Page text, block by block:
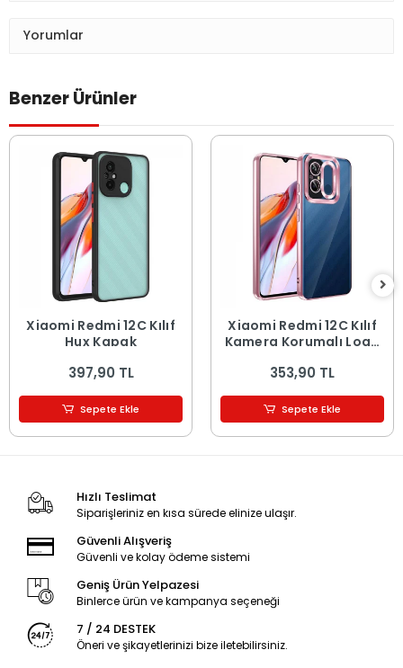
Yorumlar
Benzer Ürünler
Xiaomi Redmi 12C Kılıf
Hux Kapak
397,90 TL
Sepete Ekle
Xiaomi Redmi 12C Kılıf
Kamera Korumalı Logo
Kapak
353,90 TL
Sepete Ekle
Hızlı Teslimat
Siparişleriniz en kısa sürede elinize ulaşır.
Güvenli Alışveriş
Güvenli ve kolay ödeme sistemi
Geniş Ürün Yelpazesi
Binlerce ürün ve kampanya seçeneği
7 / 24 DESTEK
Öneri ve şikayetlerinizi bize iletebilirsiniz.